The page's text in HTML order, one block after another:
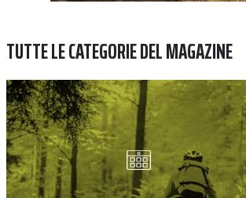
TUTTE LE CATEGORIE DEL MAGAZINE